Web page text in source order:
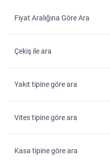
Fiyat Aralığına Göre Ara
Çekiş ile ara
Yakıt tipine göre ara
Vites tipine göre ara
Kasa tipine göre ara